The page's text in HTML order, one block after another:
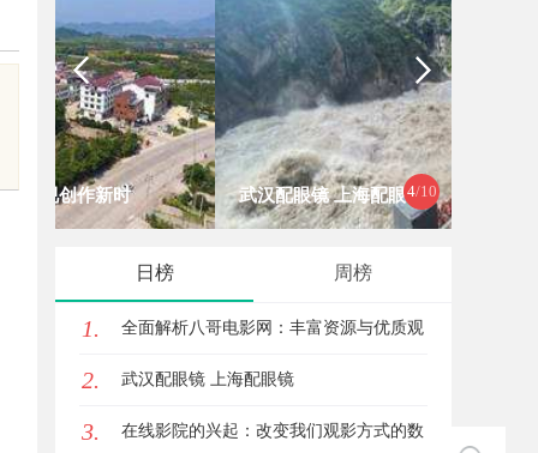
4/10
武汉配眼镜 上海配眼镜
日榜 周榜
1. 全面解析八哥电影网：丰富资源与优质观
影体验的终极指南
2. 武汉配眼镜 上海配眼镜
3. 在线影院的兴起：改变我们观影方式的数